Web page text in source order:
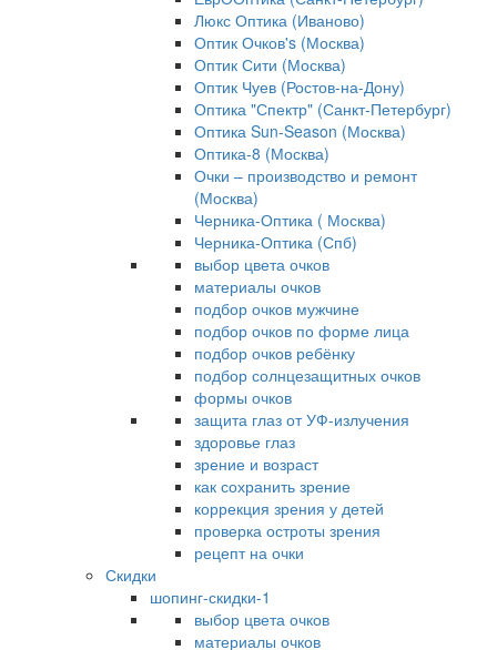
Люкс Оптика (Иваново)
Оптик Очков's (Москва)
Оптик Сити (Москва)
Оптик Чуев (Ростов-на-Дону)
Оптика "Спектр" (Санкт-Петербург)
Оптика Sun-Season (Москва)
Оптика-8 (Москва)
Очки – производство и ремонт
(Москва)
Черника-Оптика ( Москва)
Черника-Оптика (Спб)
выбор цвета очков
материалы очков
подбор очков мужчине
подбор очков по форме лица
подбор очков ребёнку
подбор солнцезащитных очков
формы очков
защита глаз от УФ-излучения
здоровье глаз
зрение и возраст
как сохранить зрение
коррекция зрения у детей
проверка остроты зрения
рецепт на очки
Скидки
шопинг-скидки-1
выбор цвета очков
материалы очков